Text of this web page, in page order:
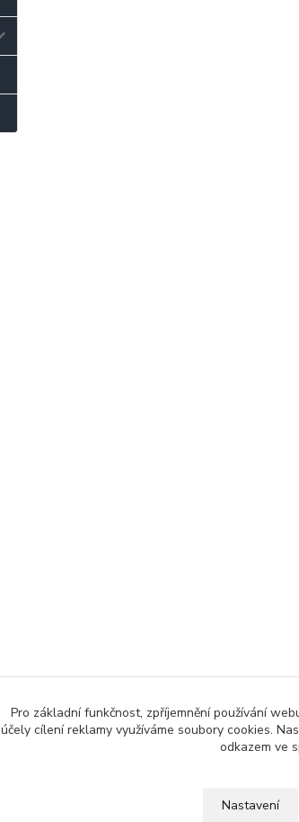
Pro základní funkčnost, zpříjemnění používání
účely cílení reklamy využíváme soubory cookies.
odkazem ve
Nastavení